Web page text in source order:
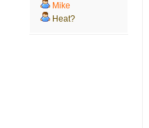
Mike
Heat?